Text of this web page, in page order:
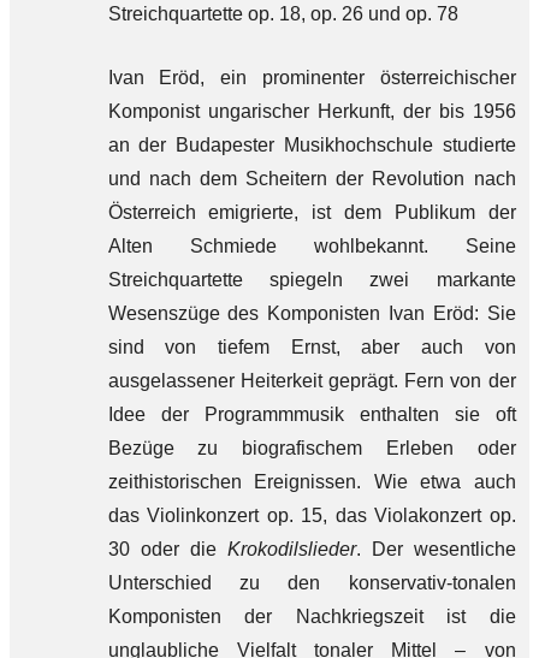
Streichquartette op. 18, op. 26 und op. 78
Ivan Eröd, ein prominenter österreichischer
Komponist ungarischer Herkunft, der bis 1956
an der Budapester Musikhochschule studierte
und nach dem Scheitern der Revolution nach
Österreich emigrierte, ist dem Publikum der
Alten Schmiede wohlbekannt. Seine
Streichquartette spiegeln zwei markante
Wesenszüge des Komponisten Ivan Eröd: Sie
sind von tiefem Ernst, aber auch von
ausgelassener Heiterkeit geprägt. Fern von der
Idee der Programmmusik enthalten sie oft
Bezüge zu biografischem Erleben oder
zeithistorischen Ereignissen. Wie etwa auch
das Violinkonzert op. 15, das Violakonzert op.
30 oder die Krokodilslieder. Der wesentliche
Unterschied zu den konservativ-tonalen
Komponisten der Nachkriegszeit ist die
unglaubliche Vielfalt tonaler Mittel – von